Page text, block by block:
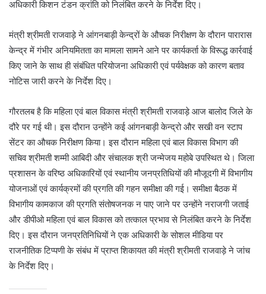
अधिकारी किशन टंडन क्रांति को निलंबित करने के निर्देश दिए।
मंत्री श्रीमती राजवाड़े ने आंगनबाड़ी केन्द्रों के औचक निरीक्षण के दौरान पारारास
केन्द्र में गंभीर अनियमितता का मामला सामने आने पर कार्यकर्ता के विरूद्ध कार्रवाई
किए जाने के साथ ही संबंधित परियोजना अधिकारी एवं पर्यवेक्षक को कारण बताव
नोटिस जारी करने के निर्देश दिए।
गौरतलब है कि महिला एवं बाल विकास मंत्री श्रीमती राजवाड़े आज बालोद जिले के
दौरे पर गई थी। इस दौरान उन्होंने कई आंगनबाड़ी केन्द्रो और सखी वन स्टाप
सेंटर का औचक निरीक्षण किया। इस दौरान महिला एवं बाल विकास विभाग की
सचिव श्रीमती शम्मी आबिदी और संचालक श्री जन्मेजय महोबे उपस्थित थे। जिला
प्रशासन के वरिष्ठ अधिकारियों एवं स्थानीय जनप्रतिधियों की मौजूदगी में विभागीय
योजनाओं एवं कार्यक्रमों की प्रगति की गहन समीक्षा की गई। समीक्षा बैठक में
विभागीय कामकाज की प्रगति संतोषजनक न पाए जाने पर उन्होंने नराजगी जताई
और डीपीओ महिला एवं बाल विकास को तत्काल प्रभाव से निलंबित करने के निर्देश
दिए। इस दौरान जनप्रतिनिधियों ने एक अधिकारी के सोशल मीडिया पर
राजनीतिक टिप्पणी के संबंध में प्राप्त शिकायत की मंत्री श्रीमती राजवाड़े ने जांच
के निर्देश दिए।